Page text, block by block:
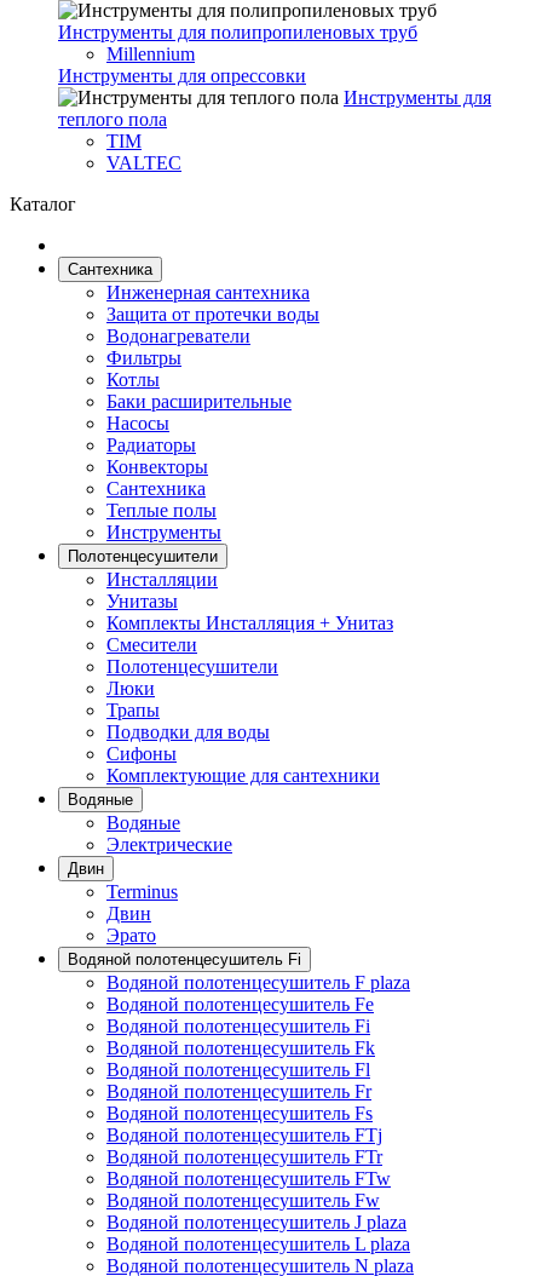
Инструменты для полипропиленовых труб
Millennium
Инструменты для опрессовки
Инструменты для
теплого пола
TIM
VALTEC
Каталог
Сантехника
Инженерная сантехника
Защита от протечки воды
Водонагреватели
Фильтры
Котлы
Баки расширительные
Насосы
Радиаторы
Конвекторы
Сантехника
Теплые полы
Инструменты
Полотенцесушители
Инсталляции
Унитазы
Комплекты Инсталляция + Унитаз
Смесители
Полотенцесушители
Люки
Трапы
Подводки для воды
Сифоны
Комплектующие для сантехники
Водяные
Водяные
Электрические
Двин
Terminus
Двин
Эрато
Водяной полотенцесушитель Fi
Водяной полотенцесушитель F plaza
Водяной полотенцесушитель Fe
Водяной полотенцесушитель Fi
Водяной полотенцесушитель Fk
Водяной полотенцесушитель Fl
Водяной полотенцесушитель Fr
Водяной полотенцесушитель Fs
Водяной полотенцесушитель FTj
Водяной полотенцесушитель FTr
Водяной полотенцесушитель FTw
Водяной полотенцесушитель Fw
Водяной полотенцесушитель J plaza
Водяной полотенцесушитель L plaza
Водяной полотенцесушитель N plaza